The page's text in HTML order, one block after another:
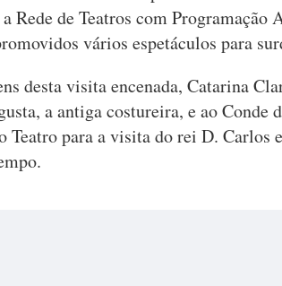
Rede de Teatros com Programação
vários espetáculos para
desta visita encenada, Catarina
a antiga costureira, e ao Conde
Teatro para a visita do rei D. Carlos